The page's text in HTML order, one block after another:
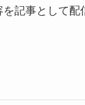
記事として配